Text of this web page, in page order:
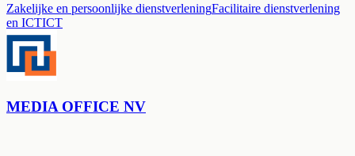
Zakelijke en persoonlijke dienstverleningFacilitaire dienstverlening
en ICTICT
MEDIA OFFICE NV